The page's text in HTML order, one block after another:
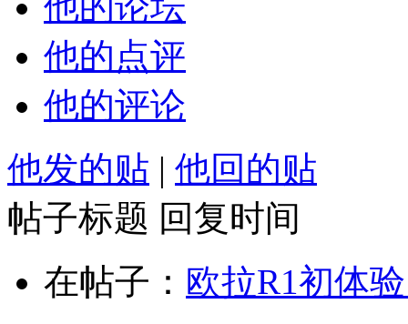
他的点评
他的评论
他发的贴 | 他回的贴
帖子标题 回复时间
在帖子： 欧拉R1初体